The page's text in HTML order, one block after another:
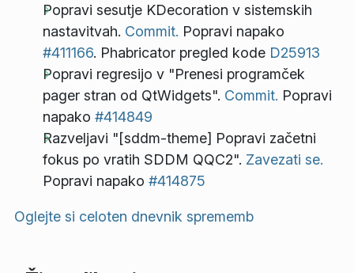
Popravi sesutje KDecoration v sistemskih
nastavitvah. Commit. Popravi napako
#411166. Phabricator pregled kode D25913
Popravi regresijo v "Prenesi programček
pager stran od QtWidgets". Commit. Popravi
napako #414849
Razveljavi "[sddm-theme] Popravi začetni
fokus po vratih SDDM QQC2". Zavezati se.
Popravi napako #414875
Oglejte si celoten dnevnik sprememb